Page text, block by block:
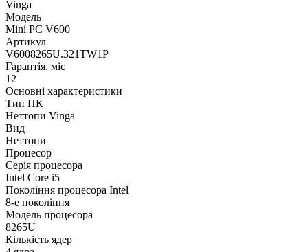
Vinga
Модель
Mini PC V600
Артикул
V6008265U.321TW1P
Гарантія, міс
12
Основні характеристики
Тип ПК
Неттопи Vinga
Вид
Неттопи
Процесор
Серія процесора
Intel Core i5
Покоління процесора Intel
8-е покоління
Модель процесора
8265U
Кількість ядер